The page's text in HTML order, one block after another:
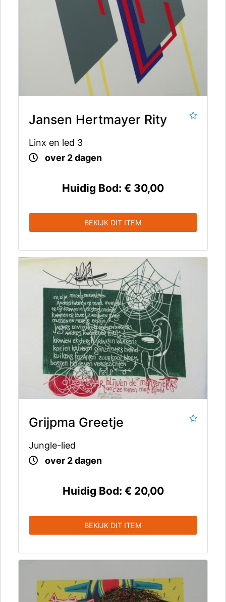
Jansen Hertmayer Rity
Linx en led 3
over 2 dagen
Huidig Bod: € 30,00
BEKIJK DIT ITEM
Grijpma Greetje
Jungle-lied
over 2 dagen
Huidig Bod: € 20,00
BEKIJK DIT ITEM